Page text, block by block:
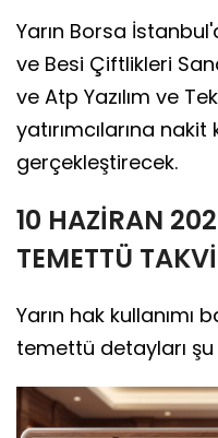
Yarın Borsa
ve Besi Çiftlikleri
ve Atp Yazılım ve
yatırımcılarına nakit
gerçekleştirecek.
10 HAZİRAN
TEMETTÜ
Yarın hak
temettü detayları şu